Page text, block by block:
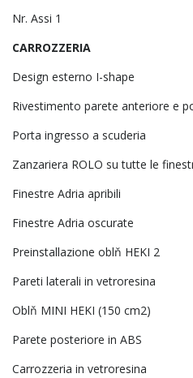
Nr. Assi 1
CARROZZERIA
Design esterno I-shape
Rivestimento parete anteriore e
Porta ingresso a scuderia
Zanzariera ROLO su tutte le
Finestre Adria apribili
Finestre Adria oscurate
Preinstallazione oblň HEKI 2
Pareti laterali in vetroresina
Oblň MINI HEKI (150 cm2)
Parete posteriore in ABS
Carrozzeria in vetroresina